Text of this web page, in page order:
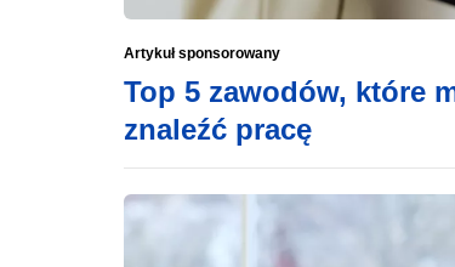
Artykuł sponsorowany
Top 5 zawodów, które
znaleźć pracę